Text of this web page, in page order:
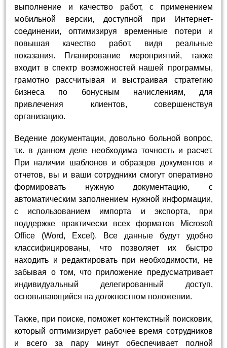
выполнение и качество работ, с применением
мобильной версии, доступной при Интернет-
соединении, оптимизируя временные потери и
повышая качество работ, видя реальные
показания. Планирование мероприятий, также
входит в спектр возможностей нашей программы,
грамотно рассчитывая и выстраивая стратегию
бизнеса по бонусным начислениям, для
привлечения клиентов, совершенствуя
организацию.
Ведение документации, довольно больной вопрос,
т.к. в данном деле необходима точность и расчет.
При наличии шаблонов и образцов документов и
отчетов, вы и ваши сотрудники смогут оперативно
формировать нужную документацию, с
автоматическим заполнением нужной информации,
с использованием импорта и экспорта, при
поддержке практически всех форматов Microsoft
Office (Word, Excel). Все данные будут удобно
классифицированы, что позволяет их быстро
находить и редактировать при необходимости, не
забывая о том, что приложение предусматривает
индивидуальный делегированный доступ,
основывающийся на должностном положении.
Также, при поиске, поможет контекстный поисковик,
который оптимизирует рабочее время сотрудников
и всего за пару минут обеспечивает полной